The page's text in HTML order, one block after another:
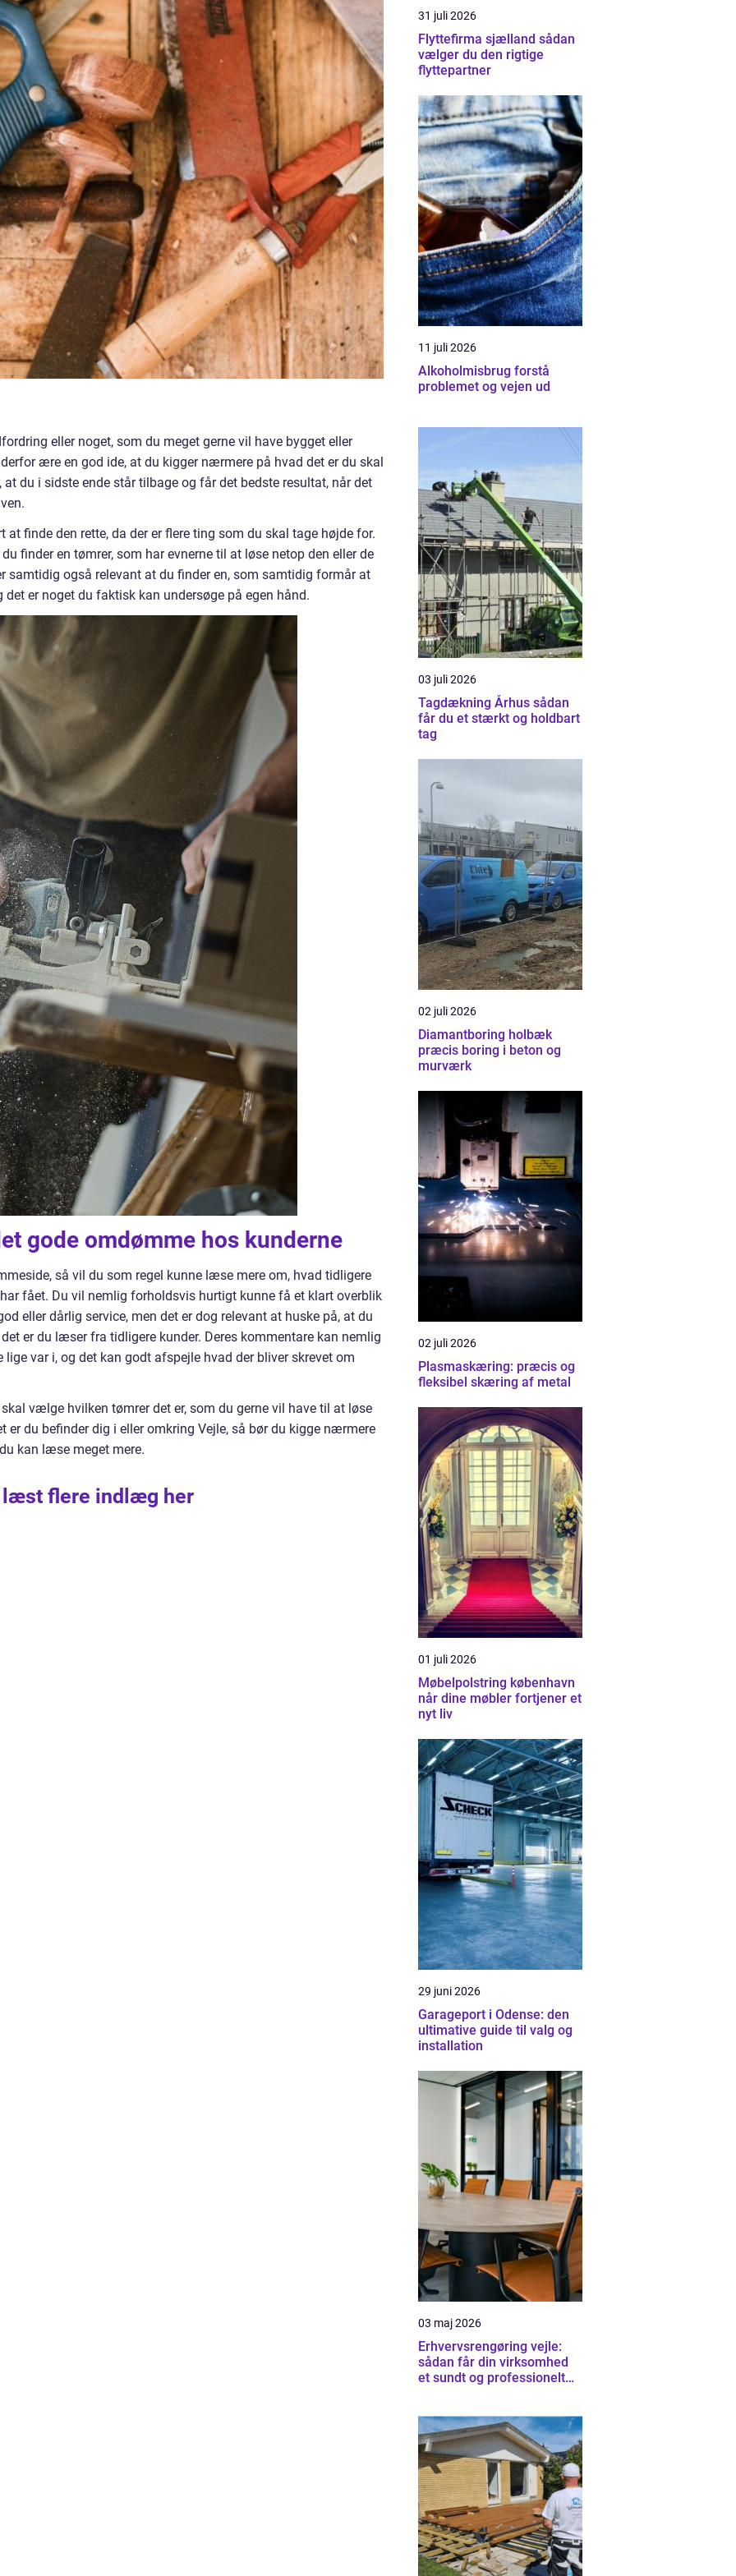
eller noget, som du meget gerne vil have bygget eller
ære en god ide, at du kigger nærmere på hvad det er du skal
du i sidste ende står tilbage og får det bedste resultat, når det
finde den rette, da der er flere ting som du skal tage højde for.
finder en tømrer, som har evnerne til at løse netop den eller de
samtidig også relevant at du finder en, som samtidig formår at
det er noget du faktisk kan undersøge på egen hånd.
gode omdømme hos kunderne
så vil du som regel kunne læse mere om, hvad tidligere
fået. Du vil nemlig forholdsvis hurtigt kunne få et klart overblik
eller dårlig service, men det er dog relevant at huske på, at du
er du læser fra tidligere kunder. Deres kommentare kan nemlig
var i, og det kan godt afspejle hvad der bliver skrevet om
vælge hvilken tømrer det er, som du gerne vil have til at løse
er du befinder dig i eller omkring Vejle, så bør du kigge nærmere
kan læse meget mere.
læst flere indlæg her
31 juli 2026
Flyttefirma sjælland sådan
vælger du den rigtige
flyttepartner
11 juli 2026
Alkoholmisbrug forstå
problemet og vejen ud
03 juli 2026
Tagdækning Århus sådan
får du et stærkt og holdbart
tag
02 juli 2026
Diamantboring holbæk
præcis boring i beton og
murværk
02 juli 2026
Plasmaskæring: præcis og
fleksibel skæring af metal
01 juli 2026
Møbelpolstring københavn
når dine møbler fortjener et
nyt liv
29 juni 2026
Garageport i Odense: den
ultimative guide til valg og
installation
03 maj 2026
Erhvervsrengøring vejle:
sådan får din virksomhed
et sundt og professionelt